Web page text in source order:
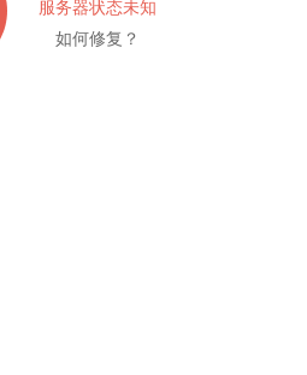
服务器状态未知
如何修复？